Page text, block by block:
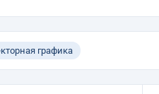
графика